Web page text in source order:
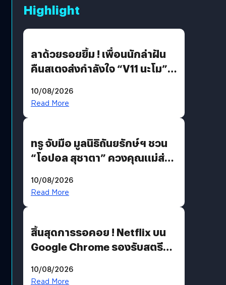
Highlight
ลาด้วยรอยยิ้ม ! เพื่อนนักล่าฝัน
คืนสเตจส่งกำลังใจ “V11 นะโม”
รักแน่นฮอลล์
10/08/2026
Read More
ทรู จับมือ มูลนิธิถันยรักษ์ฯ ชวน
“โอปอล สุชาตา” ควงคุณแม่ส่ง
เติมเต็มความหมายวันแม่ปีนี้
10/08/2026
Read More
สิ้นสุดการรอคอย ! Netflix บน
Google Chrome รองรับสตรีม
เงื่อนไขที่กำหนด
10/08/2026
Read More